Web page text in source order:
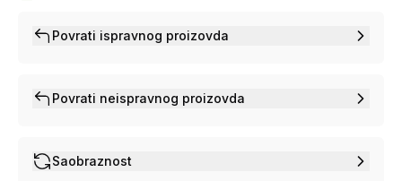
Povrati ispravnog proizovda
Povrati neispravnog proizovda
Saobraznost